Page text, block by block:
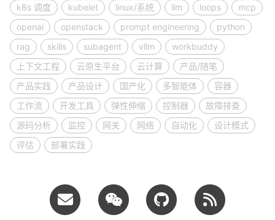
k8s 调度
kubelet linux/系统 llm loops
mcp
openai
openstack prompt engineering
python
rag
skills subagent vllm
workbuddy
上下文工程
云原生平台 云计算
产品/随笔
产品实践
产品设计 国产化 多智能体
容器
工作流
开发工具 弹性伸缩 控制器
故障排查
源码分析
监控 网关 网络 自动化
设计模式
评估
部署实践